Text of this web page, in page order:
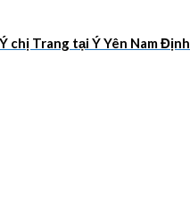
chị Trang tại Ý Yên Nam Định